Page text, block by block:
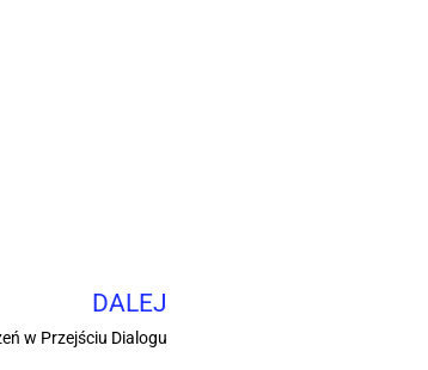
DALEJ
w Przejściu Dialogu